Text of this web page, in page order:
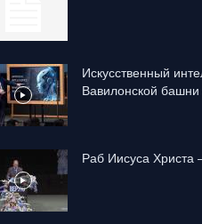
Искусственный
Вавилонской
Раб Иисуса Христа